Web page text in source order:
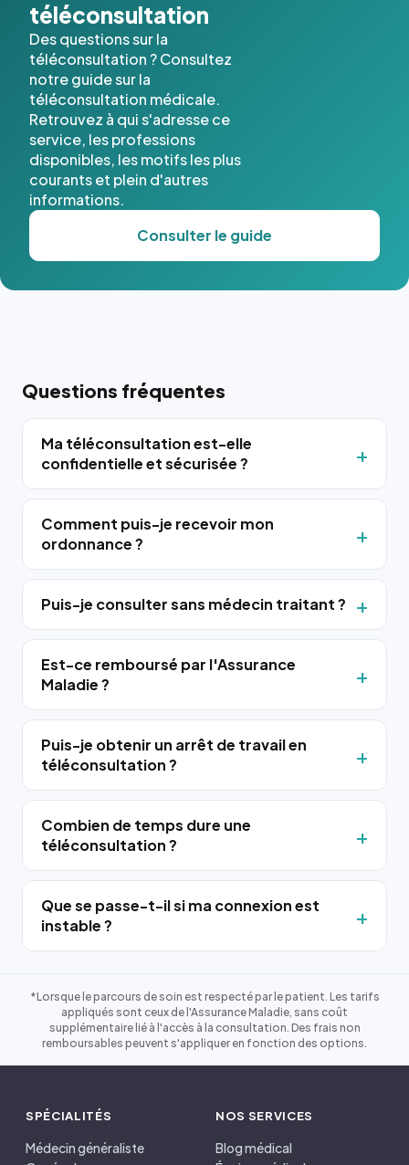
téléconsultation
Des questions sur la
téléconsultation ? Consultez
notre guide sur la
téléconsultation médicale.
Retrouvez à qui s'adresse ce
service, les professions
disponibles, les motifs les plus
courants et plein d'autres
informations.
Consulter le guide
Questions fréquentes
Ma téléconsultation est-elle
confidentielle et sécurisée ?
Comment puis-je recevoir mon
ordonnance ?
Puis-je consulter sans médecin traitant ?
Est-ce remboursé par l'Assurance
Maladie ?
Puis-je obtenir un arrêt de travail en
téléconsultation ?
Combien de temps dure une
téléconsultation ?
Que se passe-t-il si ma connexion est
instable ?
*Lorsque le parcours de soin est respecté par le patient. Les tarifs
appliqués sont ceux de l'Assurance Maladie, sans coût
supplémentaire lié à l'accès à la consultation. Des frais non
remboursables peuvent s'appliquer en fonction des options.
SPÉCIALITÉS
Médecin généraliste
NOS SERVICES
Blog médical